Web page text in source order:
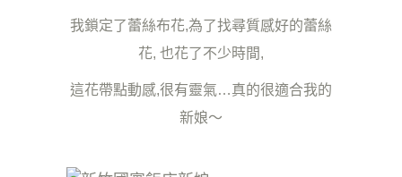
我鎖定了蕾絲布花,為了找尋質感好的蕾絲
花, 也花了不少時間,
這花帶點動感,很有靈氣…真的很適合我的
新娘～